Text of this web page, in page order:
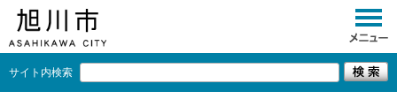
サイト内検索